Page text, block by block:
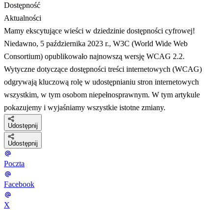
Dostępność
Aktualności
Mamy ekscytujące wieści w dziedzinie dostępności cyfrowej!
Niedawno, 5 października 2023 r., W3C (World Wide Web
Consortium) opublikowało najnowszą wersję WCAG 2.2.
Wytyczne dotyczące dostępności treści internetowych (WCAG)
odgrywają kluczową rolę w udostępnianiu stron internetowych
wszystkim, w tym osobom niepełnosprawnym. W tym artykule
pokazujemy i wyjaśniamy wszystkie istotne zmiany.
Udostępnij
Udostępnij
Poczta
Facebook
X